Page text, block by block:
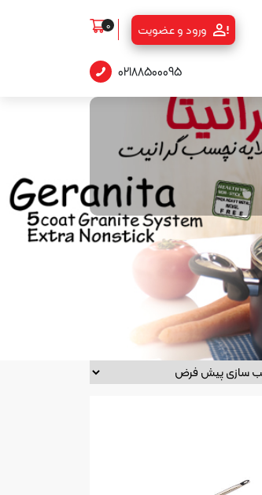
ورود و عضویت 0
02188500095